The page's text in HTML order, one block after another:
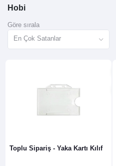
Hobi
Göre sırala
En Çok Satanlar
Toplu Sipariş - Yaka Kartı Kılıf